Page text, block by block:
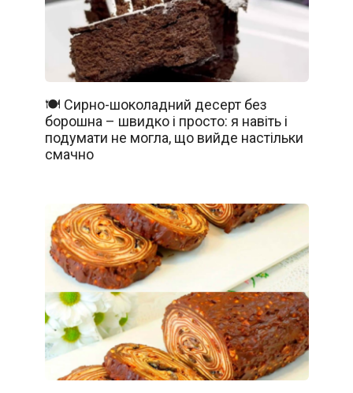
🍽️ Сирно-шоколадний десерт без
борошна – швидко і просто: я навіть і
подумати не могла, що вийде настільки
смачно